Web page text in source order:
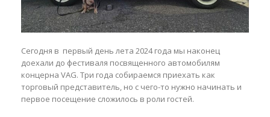
Сегодня в первый день лета 2024 года мы наконец
доехали до фестиваля посвященного автомобилям
концерна VAG. Три года собираемся приехать как
торговый представитель, но с чего-то нужно начинать и
первое посещение сложилось в роли гостей.